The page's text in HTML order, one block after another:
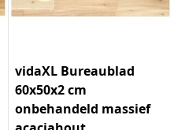
vidaXL Bureaublad
60x50x2 cm
onbehandeld massief